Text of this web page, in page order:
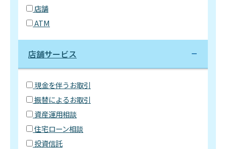
店舗
ATM
店舗サービス
現金を伴うお取引
振替によるお取引
資産運用相談
住宅ローン相談
投資信託